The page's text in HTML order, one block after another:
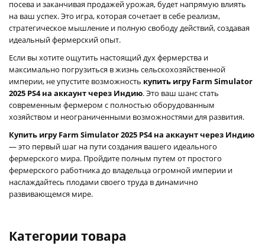
посева и заканчивая продажей урожая, будет напрямую влиять
на ваш успех. Это игра, которая сочетает в себе реализм,
стратегическое мышление и полную свободу действий, создавая
идеальный фермерский опыт.
Если вы хотите ощутить настоящий дух фермерства и
максимально погрузиться в жизнь сельскохозяйственной
империи, не упустите возможность купить игру Farm Simulator
2025 PS4 на аккаунт через Индию. Это ваш шанс стать
современным фермером с полностью оборудованным
хозяйством и неограниченными возможностями для развития.
Купить игру Farm Simulator 2025 PS4 на аккаунт через Индию
— это первый шаг на пути создания вашего идеального
фермерского мира. Пройдите полным путем от простого
фермерского работника до владельца огромной империи и
наслаждайтесь плодами своего труда в динамично
развивающемся мире.
Категории товара